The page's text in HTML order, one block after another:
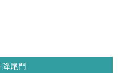
降尾門